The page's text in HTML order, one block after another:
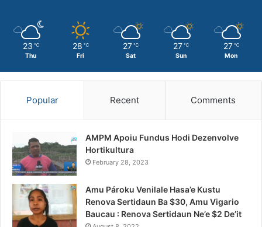
23 ℃
Thu
28 ℃
Fri
27 ℃
Sat
27 ℃
Sun
27 ℃
Mon
Popular Recent Comments
AMPM Apoiu Fundus Hodi Dezenvolve
Hortikultura
February 28, 2023
Amu Pároku Venilale Hasa’e Kustu
Renova Sertidaun Ba $30, Amu Vigario
Baucau : Renova Sertidaun Ne’e $2 De’it